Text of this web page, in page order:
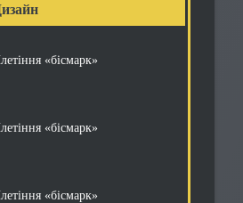
«бісмарк»
«бісмарк»
«бісмарк»